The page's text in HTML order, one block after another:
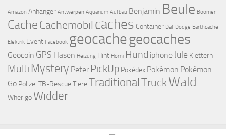
Amazon Anhänger Antwerpen Aquarium Aufbau Benjamin Beule Boomer
CacheCachemobil caches Container Daf Dodge Earthcache
Elektrik Event Facebook geocachegeocaches
Geocoin GPS Hasen Heizung Hint Horni Hund iphone Jule Klettern
Multi Mystery Peter PickUp Pokédex Pokémon Pokémon
Go Polizei TB-RescueTiereTraditional TruckWald
Wherigo Widder